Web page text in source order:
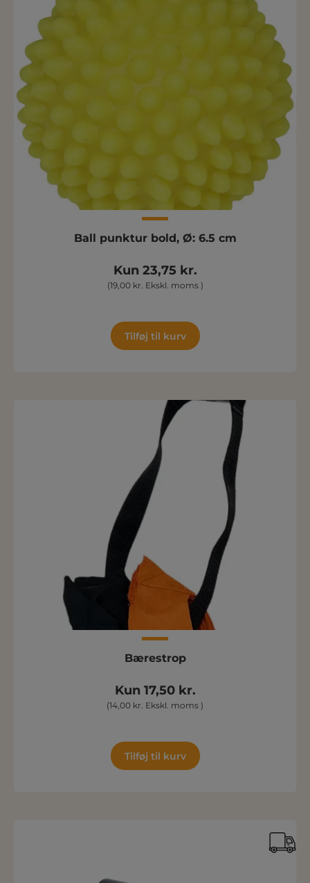
Ball punktur bold, Ø: 6.5 cm
Kun 23,75 kr.
(19,00 kr. Ekskl. moms )
Tilføj til kurv
Bærestrop
Kun 17,50 kr.
(14,00 kr. Ekskl. moms )
Tilføj til kurv